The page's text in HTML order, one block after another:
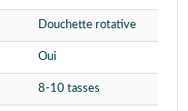
Douchette rotative
Oui
8-10 tasses